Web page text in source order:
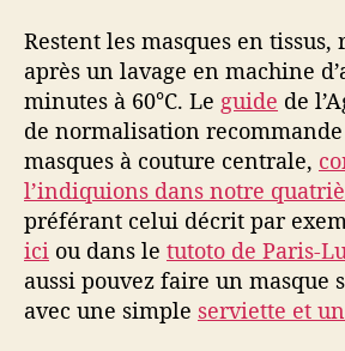
Restent les masques en
après un lavage en machine
minutes à 60°C. Le guide de
de normalisation recommande
masques à couture centrale,
l’indiquions dans notre
préférant celui décrit par
ici ou dans le tutoto de Paris-
aussi pouvez faire un masque
avec une simple serviette et